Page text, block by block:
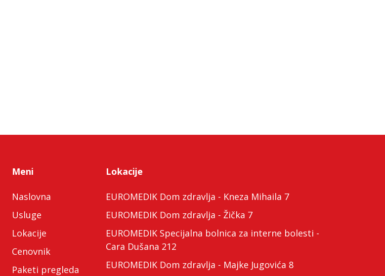
Meni
Naslovna
Usluge
Lokacije
Cenovnik
Paketi pregleda
Lokacije
EUROMEDIK Dom zdravlja - Kneza Mihaila 7
EUROMEDIK Dom zdravlja - Žička 7
EUROMEDIK Specijalna bolnica za interne bolesti -
Cara Dušana 212
EUROMEDIK Dom zdravlja - Majke Jugovića 8